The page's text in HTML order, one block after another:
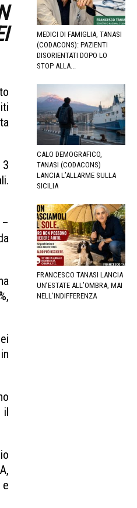
il
e
MEDICI DI FAMIGLIA, TANASI
(CODACONS): PAZIENTI
DISORIENTATI DOPO LO
STOP ALLA...
CALO DEMOGRAFICO,
TANASI (CODACONS)
LANCIA L’ALLARME SULLA
SICILIA
FRANCESCO TANASI LANCIA
UN’ESTATE ALL’OMBRA, MAI
NELL’INDIFFERENZA